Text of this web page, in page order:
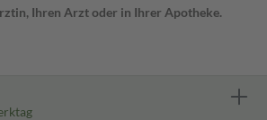
Ihren Arzt oder in Ihrer Apotheke.